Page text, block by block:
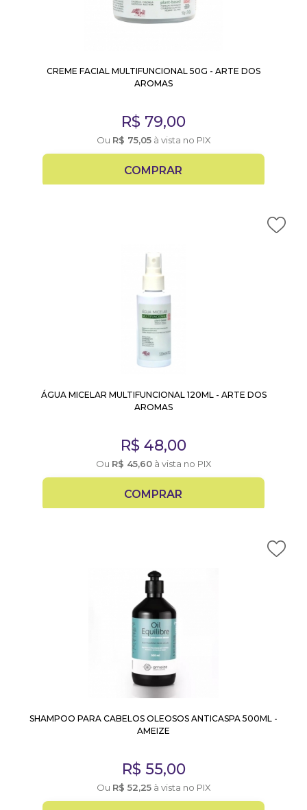
CREME FACIAL MULTIFUNCIONAL 50G - ARTE DOS
AROMAS
R$ 79,00
Ou R$ 75,05à vista no PIX
COMPRAR
ÁGUA MICELAR MULTIFUNCIONAL 120ML - ARTE DOS
AROMAS
R$ 48,00
Ou R$ 45,60à vista no PIX
COMPRAR
SHAMPOO PARA CABELOS OLEOSOS ANTICASPA 500ML -
AMEIZE
R$ 55,00
Ou R$ 52,25à vista no PIX